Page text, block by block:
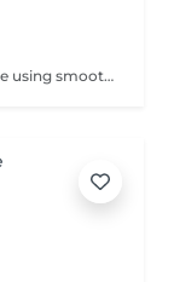
Indulge in a deeply relaxing full-body massage using smooth heated volcanic stones and warm natural oils. The comforting heat helps release muscle tension, improve circulation, ease stress, and create a profound sense of relaxation and well-being.